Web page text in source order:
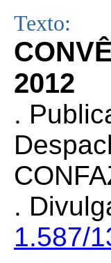
Texto:
2012
.
.
1.587/